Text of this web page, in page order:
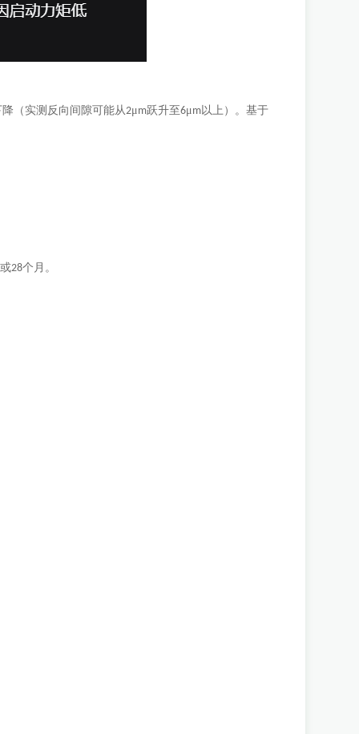
（实测反向间隙可能从2μm跃升至6μm以上）。基于
或28个月。